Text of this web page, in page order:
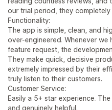
our trial period, they completely
Functionality:
The app is simple, clean, and
over-engineered. Whenever
feature request, the
They make quick, decisive
extremely impressed by their
truly listen to their customers.
Customer Service:
Easily a 5+ star experience.
and genuinely helpful.